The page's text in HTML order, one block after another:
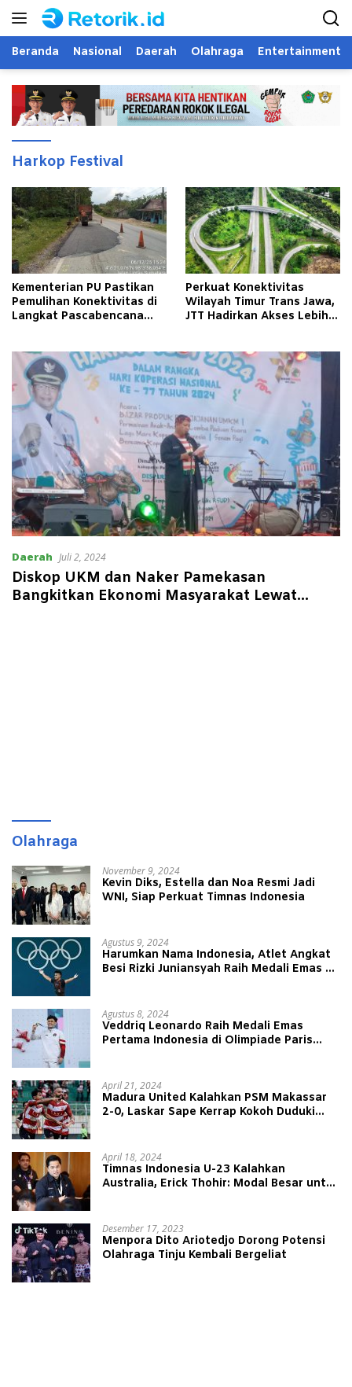
Langsung
Beranda Nasional Daerah Olahraga Entertainment
Harkop Festival
Kementerian PU Pastikan
Pemulihan Konektivitas di
Langkat Pascabencana
Perkuat Konektivitas
Wilayah Timur Trans Jawa,
JTT Hadirkan Akses Lebih
Daerah Juli 2, 2024
Diskop UKM dan Naker Pamekasan
Bangkitkan Ekonomi Masyarakat Lewat
Olahraga
November 9, 2024
Kevin Diks, Estella dan Noa Resmi Jadi
WNI, Siap Perkuat Timnas Indonesia
Agustus 9, 2024
Harumkan Nama Indonesia, Atlet Angkat
Besi Rizki Juniansyah Raih Medali Emas di
Agustus 8, 2024
Veddriq Leonardo Raih Medali Emas
Pertama Indonesia di Olimpiade Paris
April 21, 2024
Madura United Kalahkan PSM Makassar
2-0, Laskar Sape Kerrap Kokoh Duduki
April 18, 2024
Timnas Indonesia U-23 Kalahkan
Australia, Erick Thohir: Modal Besar untuk
Desember 17, 2023
Menpora Dito Ariotedjo Dorong Potensi
Olahraga Tinju Kembali Bergeliat